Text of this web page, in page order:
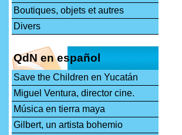
Boutiques, objets et autres
Divers
QdN en español
Save the Children en Yucatán
Miguel Ventura, director cine.
Música en tierra maya
Gilbert, un artista bohemio